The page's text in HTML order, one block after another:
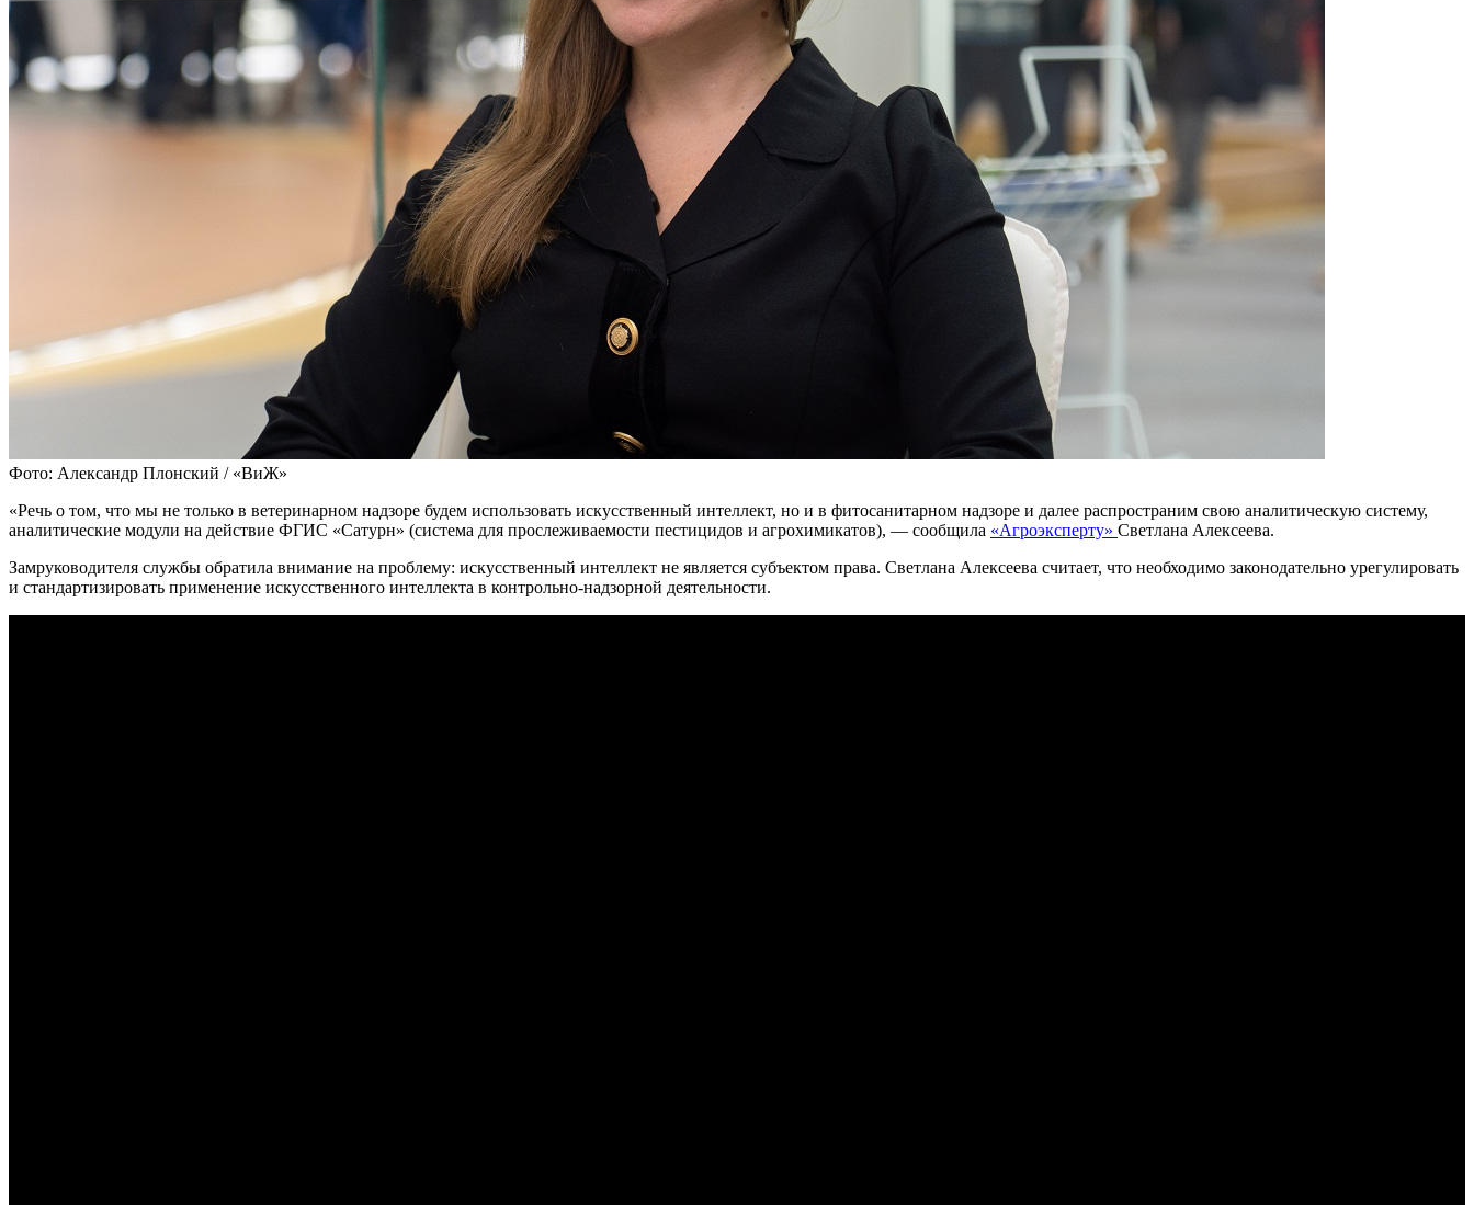
Фото: Александр Плонский / «ВиЖ»
«Речь о том, что мы не только в ветеринарном надзоре будем использовать искусственный интеллект, но и в фитосанитарном надзоре и далее распространим свою аналитическую систему,
аналитические модули на действие ФГИС «Сатурн» (система для прослеживаемости пестицидов и агрохимикатов), — сообщила «Агроэксперту» Светлана Алексеева.
Замруководителя службы обратила внимание на проблему: искусственный интеллект не является субъектом права. Светлана Алексеева считает, что необходимо законодательно урегулировать
и стандартизировать применение искусственного интеллекта в контрольно-надзорной деятельности.